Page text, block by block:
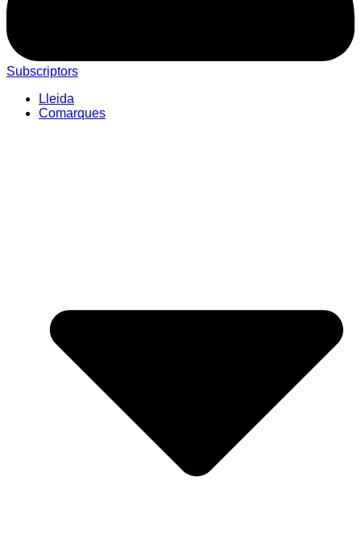
Subscriptors
Lleida
Comarques